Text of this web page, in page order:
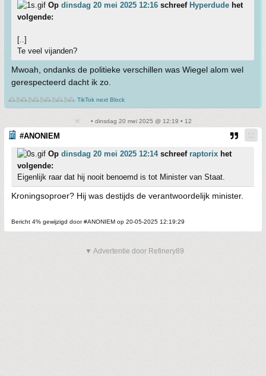
Op dinsdag 20 mei 2025 12:16 schreef Hyperdude het
volgende:
[..]
Te veel vijanden?
Mwoah, ondanks de politieke verschillen was Wiegel alom wel
gerespecteerd dacht ik zo.
🕰️₿🕰️₿🕰️₿🕰️₿🕰️₿🕰️ TikTok next Block
• dinsdag 20 mei 2025 @ 12:19 • 12
#ANONIEM
Op dinsdag 20 mei 2025 12:14schreef raptorix het
volgende:
Eigenlijk raar dat hij nooit benoemd is tot Minister van Staat.
Kroningsoproer? Hij was destijds de verantwoordelijk minister.
Bericht 4% gewijzigd door #ANONIEM op 20-05-2025 12:19:29
▼ Advertentie door Refinery89